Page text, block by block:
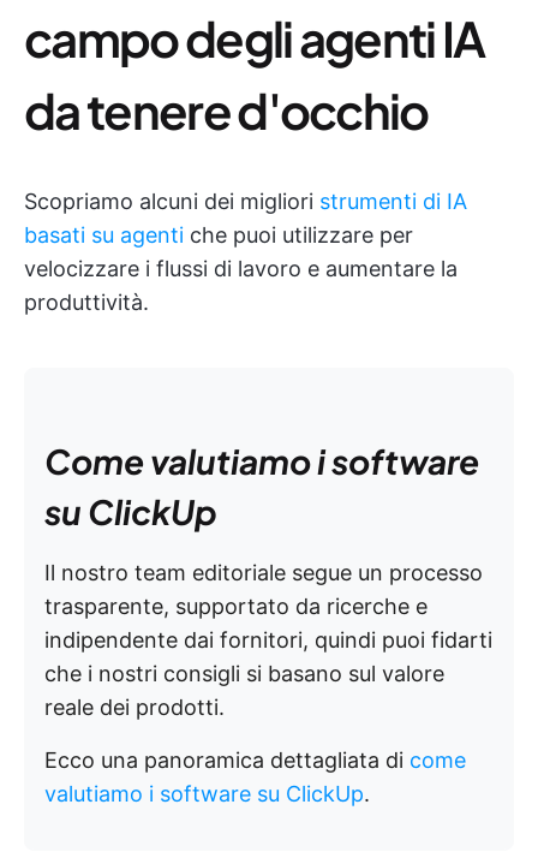
campo degli agenti IA
da tenere d'occhio
Scopriamo alcuni dei migliori strumenti di IA
basati su agenti che puoi utilizzare per
velocizzare i flussi di lavoro e aumentare la
produttività.
Come valutiamo i software
su ClickUp
Il nostro team editoriale segue un processo
trasparente, supportato da ricerche e
indipendente dai fornitori, quindi puoi fidarti
che i nostri consigli si basano sul valore
reale dei prodotti.
Ecco una panoramica dettagliata di come
valutiamo i software su ClickUp.